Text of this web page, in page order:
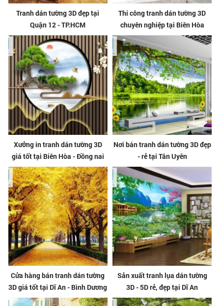
Tranh dán tường 3D đẹp tại
Quận 12 - TP.HCM
Thi công tranh dán tường 3D
chuyên nghiệp tại Biên Hòa
Xưởng in tranh dán tường 3D
giá tốt tại Biên Hòa - Đồng nai
Nơi bán tranh dán tường 3D đẹp
- rẻ tại Tân Uyên
Cửa hàng bán tranh dán tường
3D giá tốt tại Dĩ An - Bình Dương
Sản xuất tranh lụa dán tường
3D - 5D rẻ, đẹp tại Dĩ An